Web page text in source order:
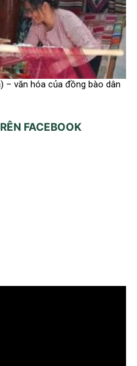
– văn hóa của đồng bào dân
FACEBOOK